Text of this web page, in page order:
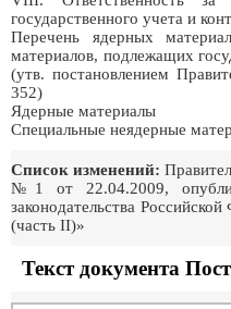
государственного учета и
Перечень ядерных
материалов, подлежащих
(утв. постановлением
352)
Ядерные материалы
Специальные неядерные
Список изменений:
№1 от 22.04.2009,
законодательства
(часть II)»
Текст документа